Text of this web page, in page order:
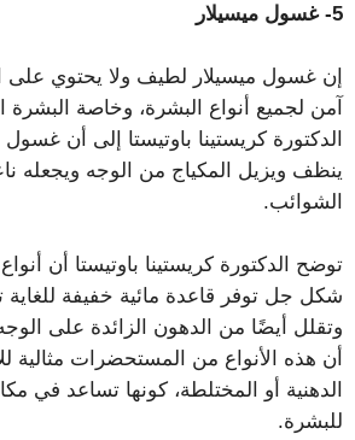
5- غسول ميسيلار
إن غسول ميسيلار لطيف ولا يحتوي على
آمن لجميع أنواع البشرة، وخاصة
الدكتورة كريستينا باوتيستا إلى أن
ينظف ويزيل المكياج من الوجه ويجعله
الشوائب.
توضح الدكتورة كريستينا باوتيستا أن
شكل جل توفر قاعدة مائية خفيفة
وتقلل أيضًا من الدهون الزائدة على
أن هذه الأنواع من المستحضرات
الدهنية أو المختلطة، كونها تساعد في
للبشرة.